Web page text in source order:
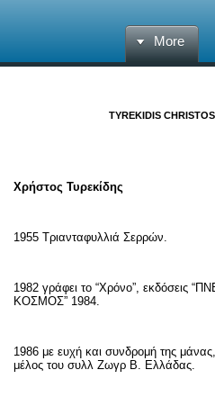
More
TYREKIDIS CHRISTOS
Χρήστος Τυρεκίδης
1955 Τριανταφυλλιά Σερρών.
1982 γράφει το “Χρόνο”, εκδόσεις
ΚΟΣΜΟΣ” 1984.
1986 με ευχή και συνδρομή της μάνας,
μέλος του συλλ Ζωγρ Β. Ελλάδας.